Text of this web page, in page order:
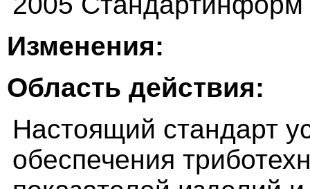
Изменения:
Область действия:
Настоящий стандарт
обеспечения